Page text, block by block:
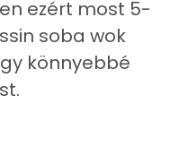
ezért most 5-
soba wok
könnyebbé